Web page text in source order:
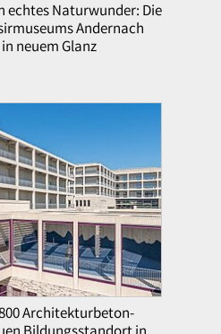
echtes Naturwunder: Die
Andernach
neuem Glanz
Architekturbeton-